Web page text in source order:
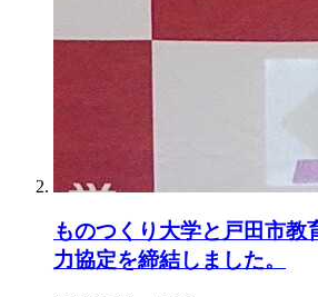
ものつくり大学と戸田市教
力協定を締結しました。